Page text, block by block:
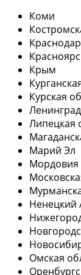
Коми
Крым
Курская
Липецкая
Марий Эл
Мордовия
Ненецкий
Омская